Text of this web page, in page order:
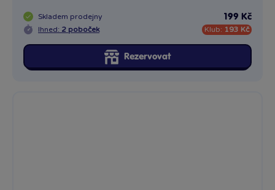
Skladem prodejny
Ihned: 3 poboček
199 Kč
Klub: 193 Kč
Rezervovat